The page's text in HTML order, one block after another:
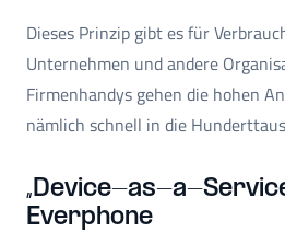
Dieses Prinzip gibt es für
Unternehmen und andere
Firmenhandys gehen die hohen
nämlich schnell in die
„Device-as-a-
Everphone